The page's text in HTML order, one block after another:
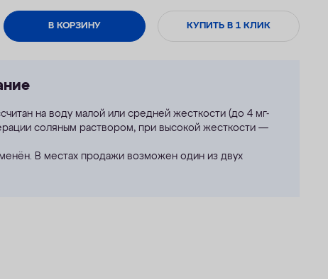
В КОРЗИНУ КУПИТЬ В 1 КЛИК
на воду малой или средней жесткости (до 4 мг-
соляным раствором, при высокой жесткости —
В местах продажи возможен один из двух